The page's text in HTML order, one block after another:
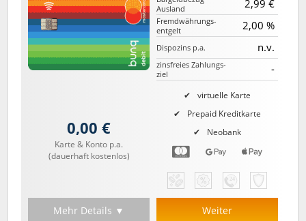
virtuelle Karte
Prepaid Kreditkarte
Neobank
Ausland
2,99 €
Fremd­währungs­
entgelt
2,00 %
Dispozins p.a. n.v.
zinsfreies Zahlungs­
ziel
-
0,00 €
Karte & Konto p.a.
(dauerhaft kostenlos)
Mehr Details ▼ Weiter